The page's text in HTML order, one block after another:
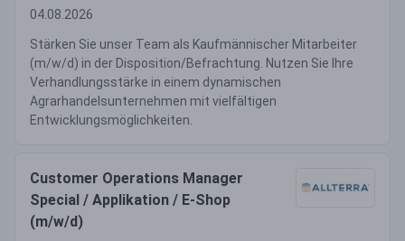
04.08.2026
Stärken Sie unser Team als Kaufmännischer Mitarbeiter
(m/w/d) in der Disposition/Befrachtung. Nutzen Sie Ihre
Verhandlungsstärke in einem dynamischen
Agrarhandelsunternehmen mit vielfältigen
Entwicklungsmöglichkeiten.
Customer Operations Manager
Special / Applikation / E-Shop
(m/w/d)